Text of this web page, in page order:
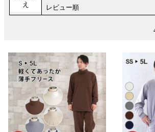
え
レビュー順